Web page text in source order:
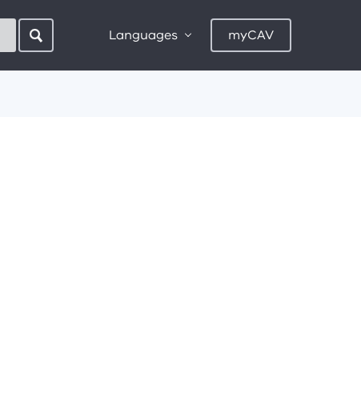
Languages myCAV